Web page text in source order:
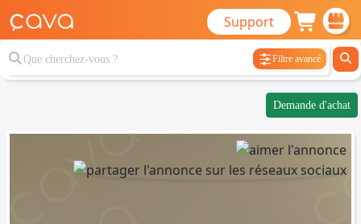
Support
Filtre avancé
Demande d'achat